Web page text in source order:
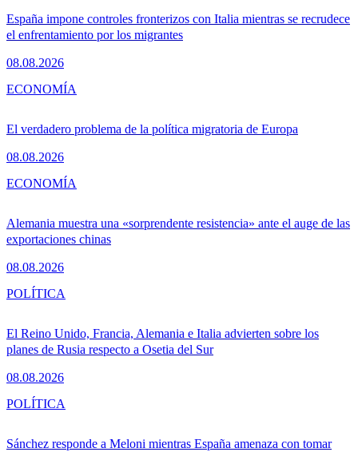
España impone controles fronterizos con Italia mientras se recrudece
el enfrentamiento por los migrantes
08.08.2026
El verdadero problema de la política migratoria de Europa
08.08.2026
ECONOMÍA
Alemania muestra una «sorprendente resistencia» ante el auge de las
exportaciones chinas
08.08.2026
ECONOMÍA
El Reino Unido, Francia, Alemania e Italia advierten sobre los
planes de Rusia respecto a Osetia del Sur
08.08.2026
POLÍTICA
Sánchez responde a Meloni mientras España amenaza con tomar
POLÍTICA